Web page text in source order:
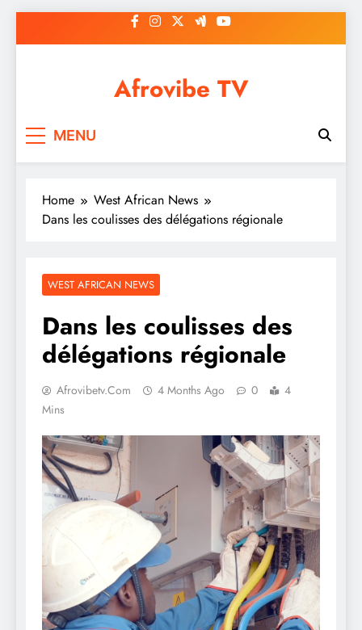
to
Afrovibe TV
MENU
Home
West African News
Dans les coulisses des délégations régionale
WEST AFRICAN NEWS
Dans les coulisses des
délégations régionale
Afrovibetv.com 4 Months Ago 0
4
Mins